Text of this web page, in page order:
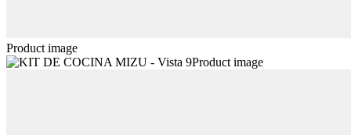
Product image
Product image